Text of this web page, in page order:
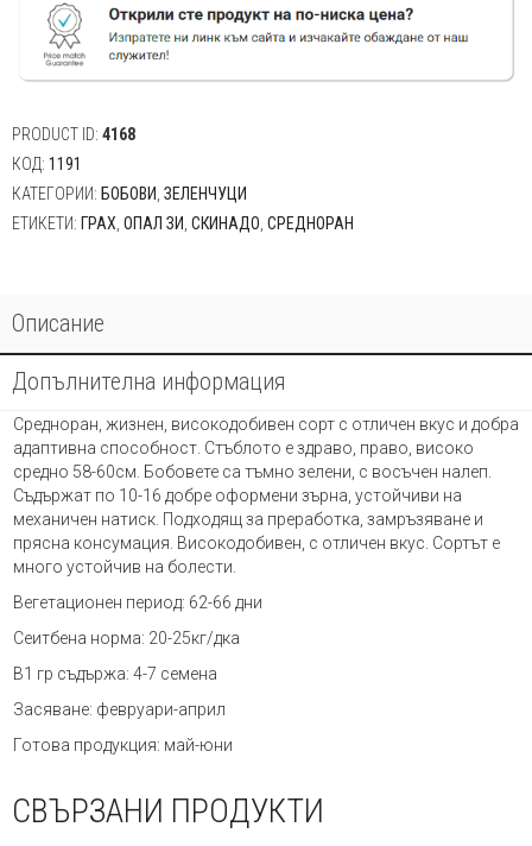
80гр.
PRODUCT ID: 4168
КОД: 1191
КАТЕГОРИИ: БОБОВИ ЗЕЛЕНЧУЦИ
ЕТИКЕТИ: ГРАХ ОПАЛ ЗИ СКИНАДО СРЕДНОРАН
Описание
Допълнителна информация
Средноран, жизнен, високодобивен сорт с отличен вкус и добра
адаптивна способност. Стъблото е здраво, право, високо
средно 58-60см. Бобовете са тъмно зелени, с восъчен налеп.
Съдържат по 10-16 добре оформени зърна, устойчиви на
механичен натиск. Подходящ за преработка, замръзяване и
прясна консумация. Високодобивен, с отличен вкус. Сортът е
много устойчив на болести.
Вегетационен период: 62-66 дни
Сеитбена норма: 20-25кг/дка
В1 гр съдържа: 4-7 семена
Засяване: февруари-април
Готова продукция: май-юни
СВЪРЗАНИ ПРОДУКТИ